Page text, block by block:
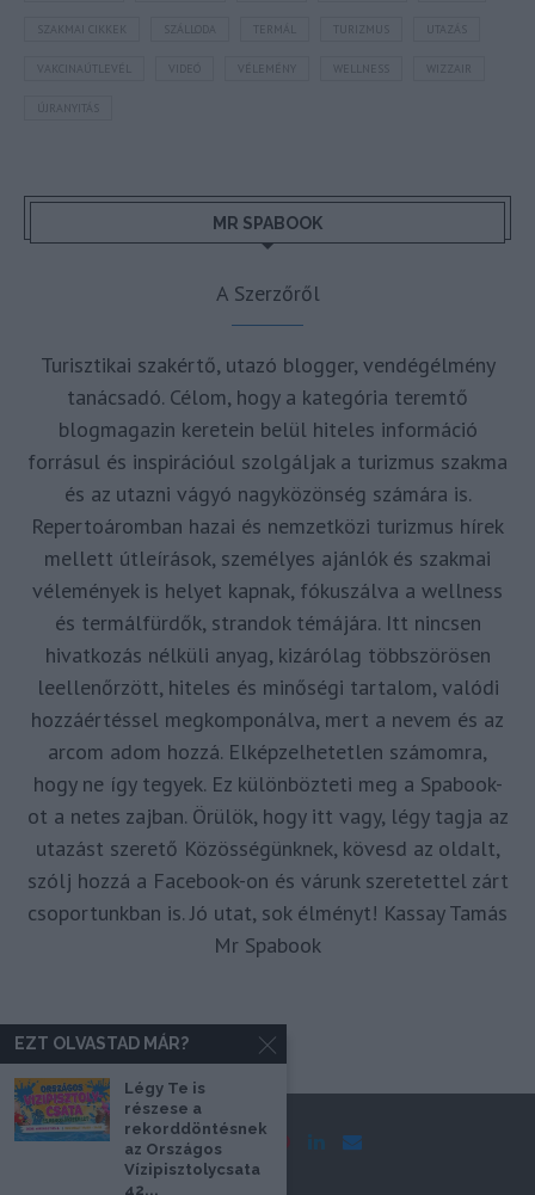
SZAKMAI CIKKEK SZÁLLODA TERMÁL TURIZMUS UTAZÁS
VAKCINAÚTLEVÉL WIZZAIR
ÚJRANYITÁS
MR SPABOOK
A Szerzőről
Turisztikai szakértő, utazó blogger, vendégélmény
tanácsadó. Célom, hogy a kategória teremtő
blogmagazin keretein belül hiteles információ
forrásul és inspirációul szolgáljak a turizmus szakma
és az utazni vágyó nagyközönség számára is.
Repertoáromban hazai és nemzetközi turizmus hírek
mellett útleírások, személyes ajánlók és szakmai
vélemények is helyet kapnak, fókuszálva a wellness
és termálfürdők, strandok témájára. Itt nincsen
hivatkozás nélküli anyag, kizárólag többszörösen
leellenőrzött, hiteles és minőségi tartalom, valódi
hozzáértéssel megkomponálva, mert a nevem és az
arcom adom hozzá. Elképzelhetetlen számomra,
hogy ne így tegyek. Ez különbözteti meg a Spabook-
ot a netes zajban. Örülök, hogy itt vagy, légy tagja az
utazást szerető Közösségünknek, kövesd az oldalt,
szólj hozzá a Facebook-on és várunk szeretettel zárt
csoportunkban is. Jó utat, sok élményt! Kassay Tamás
Mr Spabook
EZT OLVASTAD MÁR?
Légy Te is
részese a
rekorddöntésnek
az Országos
Vízipisztolycsata
42...